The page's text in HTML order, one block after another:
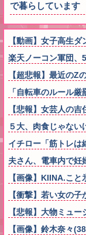
で暮らしています
【動画】女子高生
楽天ノーコン軍団、
【超悲報】最近のZ
「自転車のルール
【悲報】女芸人の
５大、肉食じゃな
イチロー「筋トレは
夫さん、電車内で妊
【画像】KIINA.こ
【衝撃】若い女の
【悲報】大物ミュ
【画像】鈴木奈々